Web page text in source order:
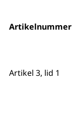
Artikelnummer
Artikel 3, lid 1